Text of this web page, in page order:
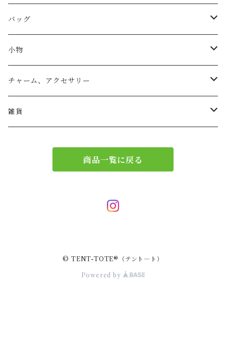
バッグ
トートバッグ
リュック
ショルダー
小物
小物入れ
チャーム、アクセサリー
バッグチャーム
雑貨
商品一覧に戻る
© TENT-TOTE®（テント―ト）
Powered by